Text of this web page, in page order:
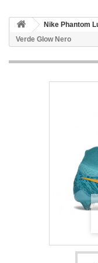
Nike Phantom
Verde Glow Nero